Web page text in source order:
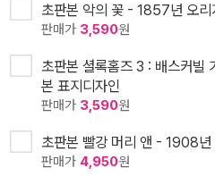
초판본 악의 꽃 - 1857년 오리
판매가 3,590원
초판본 셜록홈즈 3 : 배스커빌
본 표지디자인
판매가 3,590원
초판본 빨강 머리 앤 - 1908년
판매가 4,950원